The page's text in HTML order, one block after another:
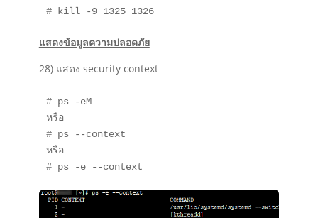
# kill -9 1325 1326
แสดงข้อมูลความปลอดภัย
28) แสดง security context
# ps -eM
หรือ
# ps --context
หรือ
# ps -e --context